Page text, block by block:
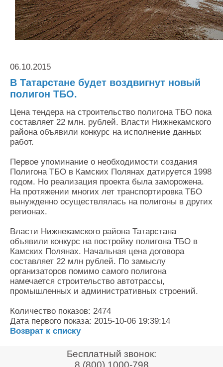
06.10.2015
В Татарстане будет воздвигнут новый
полигон ТБО.
Цена тендера на строительство полигона ТБО пока
составляет 22 млн. рублей. Власти Нижнекамского
района объявили конкурс на исполнение данных
работ.
Первое упоминание о необходимости создания
Полигона ТБО в Камских Полянах датируется 1998
годом. Но реализация проекта была заморожена.
На протяжении многих лет транспортировка ТБО
вынужденно осуществлялась на полигоны в других
регионах.
Власти Нижнекамского района Татарстана
объявили конкурс на постройку полигона ТБО в
Камских Полянах. Начальная цена договора
составляет 22 млн рублей. По замыслу
организаторов помимо самого полигона
намечается строительство автотрассы,
промышленных и административных строений.
Количество показов: 2474
Дата первого показа: 2015-10-06 19:39:14
Возврат к списку
Бесплатный звонок:
8 (800) 1000-798